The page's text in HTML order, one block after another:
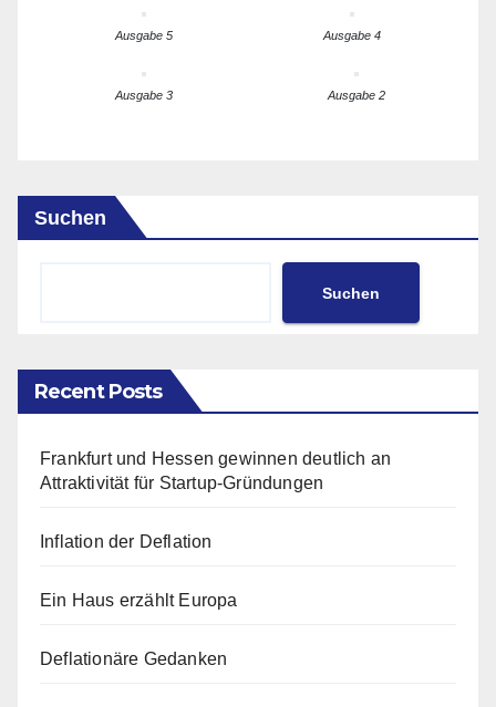
Ausgabe 5 Ausgabe 4
Ausgabe 3 Ausgabe 2
Suchen
Suchen
Recent Posts
Frankfurt und Hessen gewinnen deutlich an
Attraktivität für Startup-Gründungen
Inflation der Deflation
Ein Haus erzählt Europa
Deflationäre Gedanken